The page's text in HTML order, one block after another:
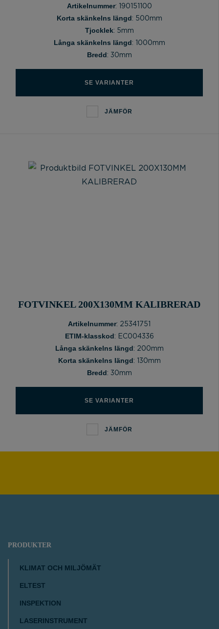
Artikelnummer: 190151100
Korta skänkelns längd: 500mm
Tjocklek: 5mm
Långa skänkelns längd: 1000mm
Bredd: 30mm
SE VARIANTER
JÄMFÖR
FOTVINKEL 200X130MM KALIBRERAD
Artikelnummer: 25341751
ETIM-klasskod: EC004336
Långa skänkelns längd: 200mm
Korta skänkelns längd: 130mm
Bredd: 30mm
SE VARIANTER
JÄMFÖR
PRODUKTER
KLIMAT OCH MILJÖMÄT
ELTEST
INSPEKTION
LASERINSTRUMENT